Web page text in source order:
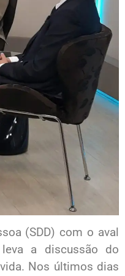
(SDD) com o aval
a discussão do
Nos últimos dias